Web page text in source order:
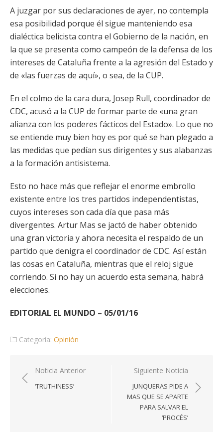
A juzgar por sus declaraciones de ayer, no contempla
esa posibilidad porque él sigue manteniendo esa
dialéctica belicista contra el Gobierno de la nación, en
la que se presenta como campeón de la defensa de los
intereses de Cataluña frente a la agresión del Estado y
de «las fuerzas de aquí», o sea, de la CUP.
En el colmo de la cara dura, Josep Rull, coordinador de
CDC, acusó a la CUP de formar parte de «una gran
alianza con los poderes fácticos del Estado». Lo que no
se entiende muy bien hoy es por qué se han plegado a
las medidas que pedían sus dirigentes y sus alabanzas
a la formación antisistema.
Esto no hace más que reflejar el enorme embrollo
existente entre los tres partidos independentistas,
cuyos intereses son cada día que pasa más
divergentes. Artur Mas se jactó de haber obtenido
una gran victoria y ahora necesita el respaldo de un
partido que denigra el coordinador de CDC. Así están
las cosas en Cataluña, mientras que el reloj sigue
corriendo. Si no hay un acuerdo esta semana, habrá
elecciones.
EDITORIAL EL MUNDO – 05/01/16
Categoría: Opinión
Navegación
de
Noticia Anterior
‘TRUTHINESS’
Siguiente Noticia
JUNQUERAS PIDE A
MAS QUE SE APARTE
PARA SALVAR EL
‘PROCÉS’